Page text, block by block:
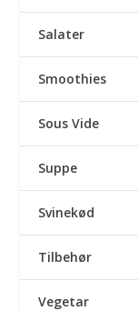
Salater
Smoothies
Sous Vide
Suppe
Svinekød
Tilbehør
Vegetar